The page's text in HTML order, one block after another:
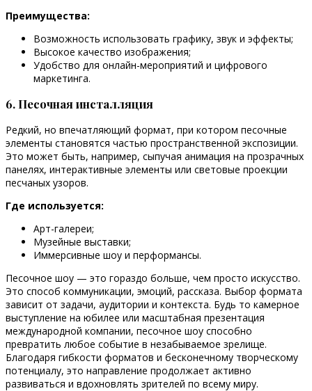
Преимущества:
Возможность использовать графику, звук и эффекты;
Высокое качество изображения;
Удобство для онлайн-мероприятий и цифрового
маркетинга.
6. Песочная инсталляция
Редкий, но впечатляющий формат, при котором песочные
элементы становятся частью пространственной экспозиции.
Это может быть, например, сыпучая анимация на прозрачных
панелях, интерактивные элементы или световые проекции
песчаных узоров.
Где используется:
Арт-галереи;
Музейные выставки;
Иммерсивные шоу и перформансы.
Песочное шоу — это гораздо больше, чем просто искусство.
Это способ коммуникации, эмоций, рассказа. Выбор формата
зависит от задачи, аудитории и контекста. Будь то камерное
выступление на юбилее или масштабная презентация
международной компании, песочное шоу способно
превратить любое событие в незабываемое зрелище.
Благодаря гибкости форматов и бесконечному творческому
потенциалу, это направление продолжает активно
развиваться и вдохновлять зрителей по всему миру.